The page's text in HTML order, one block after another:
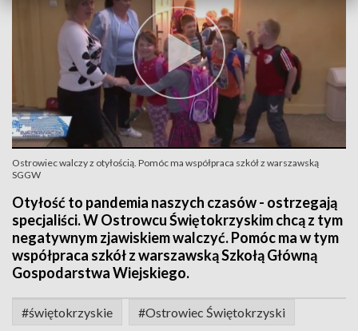
Ostrowiec walczy z otyłością. Pomóc ma współpraca szkół z warszawską
SGGW
Otyłość to pandemia naszych czasów - ostrzegają
specjaliści. W Ostrowcu Świętokrzyskim chcą z tym
negatywnym zjawiskiem walczyć. Pomóc ma w tym
współpraca szkół z warszawską Szkołą Główną
Gospodarstwa Wiejskiego.
#świętokrzyskie #Ostrowiec Świętokrzyski